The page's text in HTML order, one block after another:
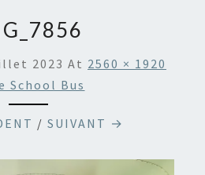
ARDRES
2023 At 2560 × 1920
School Bus
/ SUIVANT →